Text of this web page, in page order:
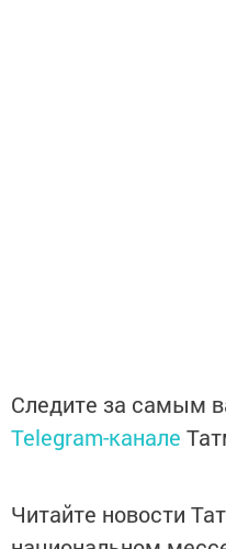
Следите за самым
Telegram-канале
Читайте новости